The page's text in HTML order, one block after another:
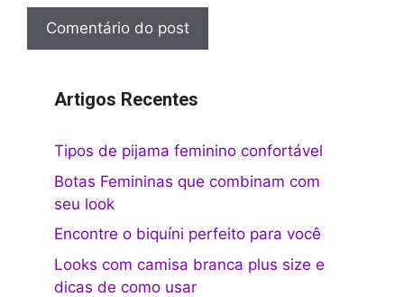
Artigos Recentes
Tipos de pijama feminino confortável
Botas Femininas que combinam com
seu look
Encontre o biquíni perfeito para você
Looks com camisa branca plus size e
dicas de como usar